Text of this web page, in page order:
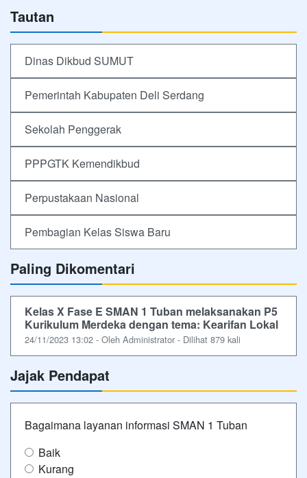
Tautan
Dinas Dikbud SUMUT
Pemerintah Kabupaten Deli Serdang
Sekolah Penggerak
PPPGTK Kemendikbud
Perpustakaan Nasional
Pembagian Kelas Siswa Baru
Paling Dikomentari
Kelas X Fase E SMAN 1 Tuban melaksanakan P5
Kurikulum Merdeka dengan tema: Kearifan Lokal
24/11/2023 13:02 - Oleh Administrator - Dilihat 879 kali
Jajak Pendapat
Bagaimana layanan informasi SMAN 1 Tuban
Baik
Kurang